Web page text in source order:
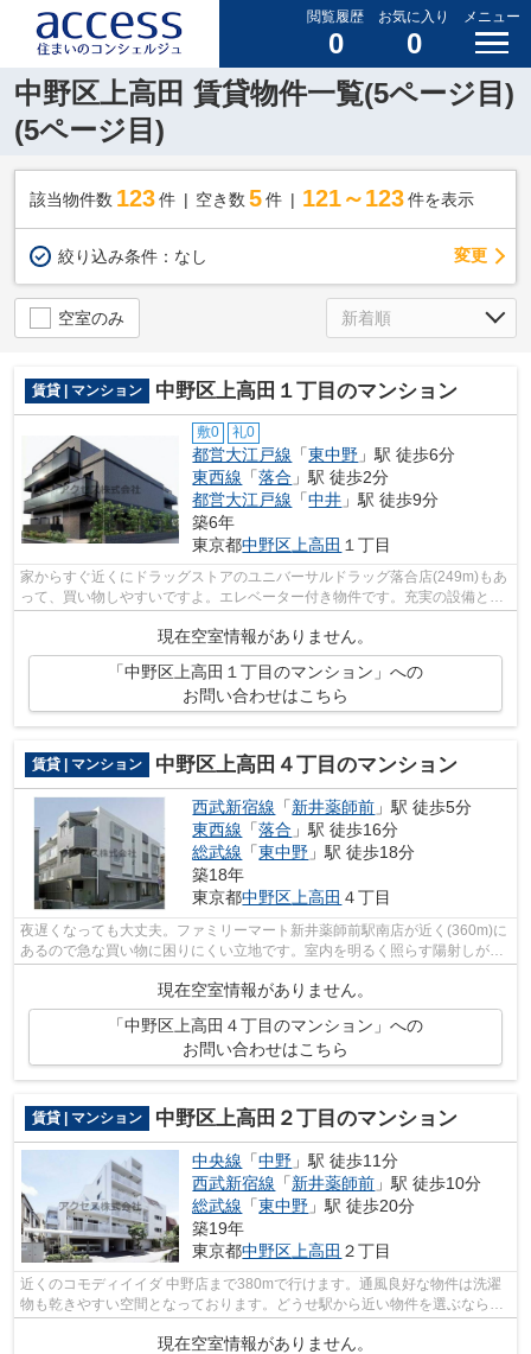
閲覧履歴
0
お気に入り
0
メニュー
中野区上高田 賃貸物件一覧(5ページ目)
(5ページ目)
該当物件数 123件 空き数 5 件 121～123 件を表示
絞り込み条件： なし 変更
空室のみ
賃貸 | マンション 中野区上高田１丁目のマンション
敷0 礼0
都営大江戸線 「東中野 」駅 徒歩6分
東西線 「落合 」駅 徒歩2分
都営大江戸線 「中井 」駅 徒歩9分
築6年
東京都中野区 上高田 １丁目
家からすぐ近くにドラッグストアのユニバーサルドラッグ落合店(249m)もあ
って、買い物しやすいですよ。エレベーター付き物件です。充実の設備と綺
現在空室情報がありません。
「中野区上高田１丁目のマンション」への
お問い合わせはこちら
賃貸 | マンション 中野区上高田４丁目のマンション
西武新宿線 「新井薬師前 」駅 徒歩5分
東西線 「落合 」駅 徒歩16分
総武線 「東中野 」駅 徒歩18分
築18年
東京都中野区上高田 ４丁目
夜遅くなっても大丈夫。ファミリーマート新井薬師前駅南店が近く(360m)に
あるので急な買い物に困りにくい立地です。室内を明るく照らす陽射しが気
持ちの良い物件となっています。少し...
現在空室情報がありません。
「中野区上高田４丁目のマンション」への
お問い合わせはこちら
賃貸 | マンション 中野区上高田２丁目のマンション
中央線 「中野 」駅 徒歩11分
西武新宿線 「新井薬師前 」駅 徒歩10分
総武線 「東中野 」駅 徒歩20分
築19年
東京都中野区 上高田 ２丁目
近くのコモディイイダ 中野店まで380mで行けます。通風良好な物件は洗濯
物も乾きやすい空間となっております。どうせ駅から近い物件を選ぶなら、
始発駅近くの物件を選びましょう。初期...
現在空室情報がありません。